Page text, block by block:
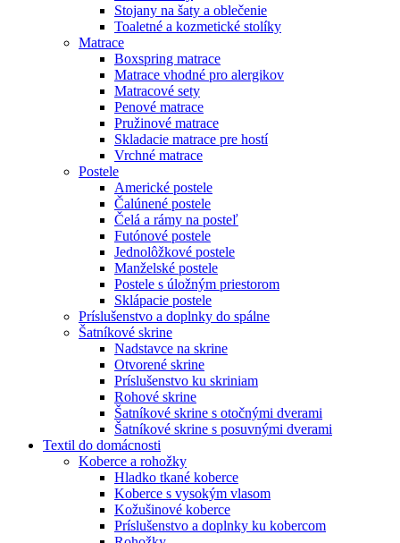
Stojany na šaty a oblečenie
Toaletné a kozmetické stolíky
Matrace
Boxspring matrace
Matrace vhodné pro alergikov
Matracové sety
Penové matrace
Pružinové matrace
Skladacie matrace pre hostí
Vrchné matrace
Postele
Americké postele
Čalúnené postele
Čelá a rámy na posteľ
Futónové postele
Jednolôžkové postele
Manželské postele
Postele s úložným priestorom
Sklápacie postele
Príslušenstvo a doplnky do spálne
Šatníkové skrine
Nadstavce na skrine
Otvorené skrine
Príslušenstvo ku skriniam
Rohové skrine
Šatníkové skrine s otočnými dverami
Šatníkové skrine s posuvnými dverami
Textil do domácnosti
Koberce a rohožky
Hladko tkané koberce
Koberce s vysokým vlasom
Kožušinové koberce
Príslušenstvo a doplnky ku kobercom